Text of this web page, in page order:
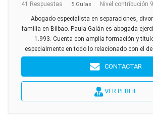
41 Respuestas 5 Guías Nivel contribución 9
Abogado especialista en separaciones,
familia en Bilbao. Paula Galán es abogada
1.993. Cuenta con amplia formación y
especialmente en todo lo relacionado con el
CONTACTAR
VER PERFIL